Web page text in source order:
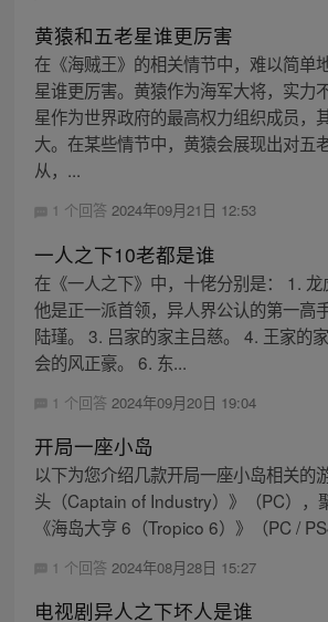
黄猿和五老星谁更厉害
在《海贼王》的相关情节中，难以简单
星谁更厉害。黄猿作为海军大将，实力
星作为世界政府的最高权力组织成员，
大。在某些情节中，黄猿会展现出对五
从，...
1 个回答 2024年09月21日 12:53
一人之下10老都是谁
在《一人之下》中，十佬分别是： 1. 龙
他是正一派首领，异人界公认的第一高
陆瑾。 3. 吕家的家主吕慈。 4. 王家的
会的风正豪。 6. 东...
1 个回答 2024年09月20日 19:04
开局一座小岛
以下为您介绍几款开局一座小岛相关的
头（Captain of Industry）》（PC），
《海岛大亨 6（Tropico 6）》（PC /
1 个回答 2024年08月28日 15:27
电视剧异人之下坏人是谁